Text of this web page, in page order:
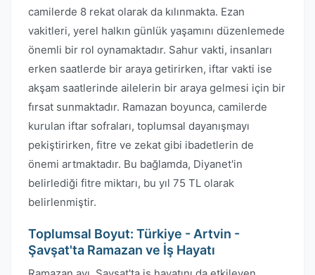
camilerde 8 rekat olarak da kılınmakta. Ezan
vakitleri, yerel halkın günlük yaşamını düzenlemede
önemli bir rol oynamaktadır. Sahur vakti, insanları
erken saatlerde bir araya getirirken, iftar vakti ise
akşam saatlerinde ailelerin bir araya gelmesi için bir
fırsat sunmaktadır. Ramazan boyunca, camilerde
kurulan iftar sofraları, toplumsal dayanışmayı
pekiştirirken, fitre ve zekat gibi ibadetlerin de
önemi artmaktadır. Bu bağlamda, Diyanet'in
belirlediği fitre miktarı, bu yıl 75 TL olarak
belirlenmiştir.
Toplumsal Boyut: Türkiye - Artvin -
Şavşat'ta Ramazan ve İş Hayatı